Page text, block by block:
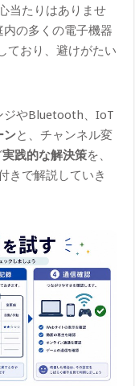
当たりはありませ
の多くの電子機器
ており、避けがたい
ジやBluetooth、IoT
ンと、チャンネル変
実践的な解決策を、
きで解説していき